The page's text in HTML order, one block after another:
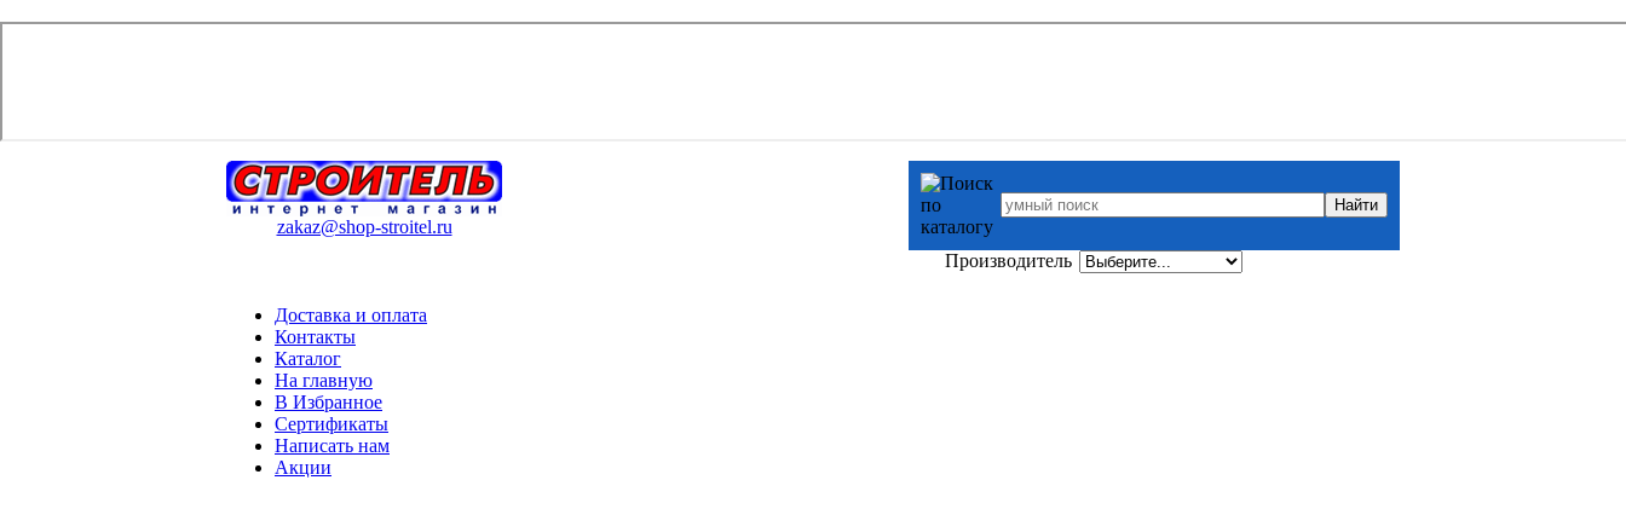
zakaz@shop-stroitel.ru
Производитель
Доставка и оплата
Контакты
Каталог
На главную
В Избранное
Сертификаты
Написать нам
Акции